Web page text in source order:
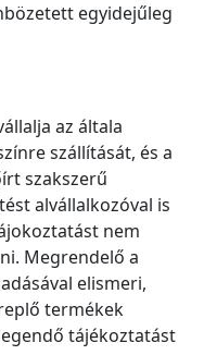
egyidejűleg
az általa
szállítását, és a
szakszerű
alvállalkozóval is
nem
Megrendelő a
elismeri,
termékek
tájékoztatást